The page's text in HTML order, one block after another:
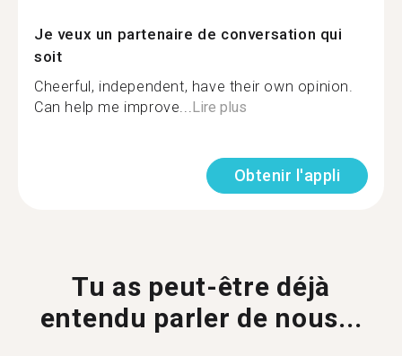
Je veux un partenaire de conversation qui
soit
Cheerful, independent, have their own opinion.
Can help me improve...Lire plus
Obtenir l'appli
Tu as peut-être déjà
entendu parler de nous...